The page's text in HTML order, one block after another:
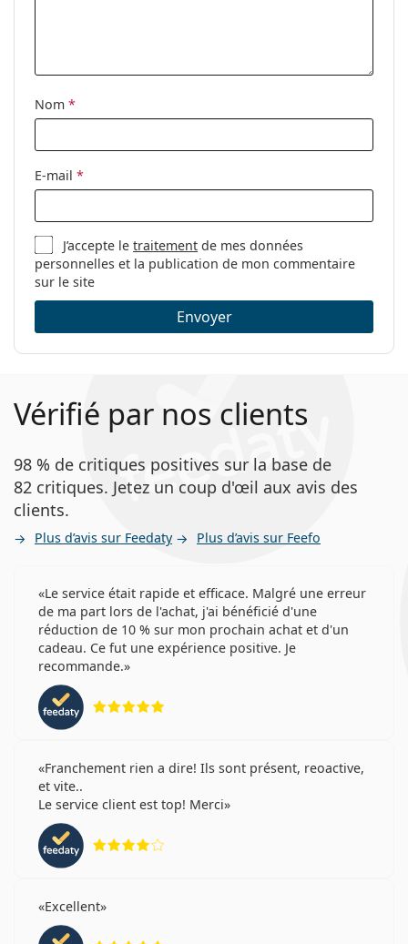
Autres
Sexe:
Marque:
Nom *
E-mail *
J’accepte letraitement de mes données
personnelles et la publication de mon commentaire
sur le site
Envoyer
Vérifié par nos clients
98 % de critiques positives sur la base de
82 critiques. Jetez un coup d'œil aux avis des
clients.
Plus d’avis sur Feedaty Plus d’avis sur Feefo
Le service était rapide et efficace. Malgré une erreur
de ma part lors de l'achat, j'ai bénéficié d'une
réduction de 10 % sur mon prochain achat et d'un
cadeau. Ce fut une expérience positive. Je
recommande.
Franchement rien a dire! Ils sont présent, reoactive,
et vite..
Le service client est top! Merci
Excellent